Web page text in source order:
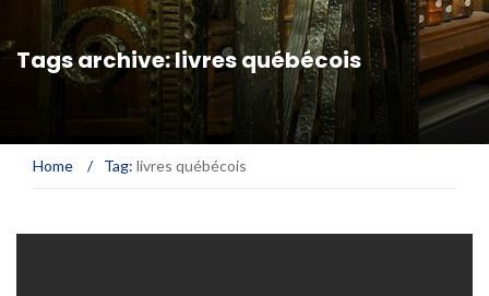
Tags archive: livres québécois
Home / Tag: livres québécois